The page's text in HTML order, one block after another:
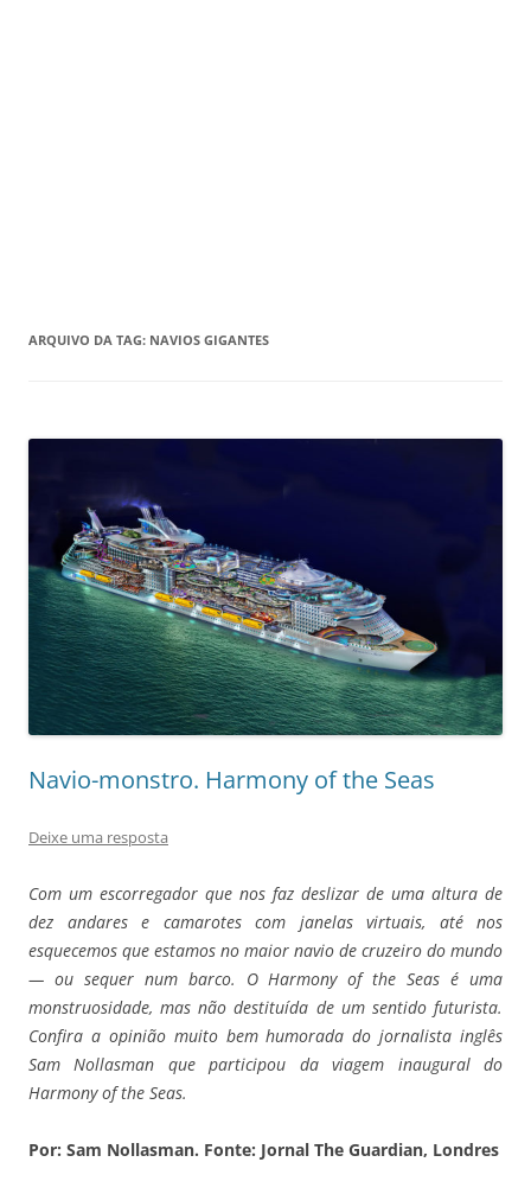
ARQUIVO DA TAG: NAVIOS GIGANTES
Navio-monstro. Harmony of the Seas
Deixe uma resposta
Com um escorregador que nos faz deslizar de uma altura de
dez andares e camarotes com janelas virtuais, até nos
esquecemos que estamos no maior navio de cruzeiro do mundo
— ou sequer num barco. O Harmony of the Seas é uma
monstruosidade, mas não destituída de um sentido futurista.
Confira a opinião muito bem humorada do jornalista inglês
Sam Nollasman que participou da viagem inaugural do
Harmony of the Seas.
Por: Sam Nollasman. Fonte: Jornal The Guardian, Londres